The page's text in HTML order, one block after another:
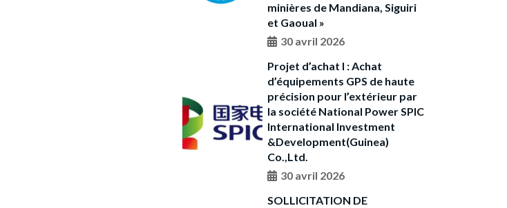
minières de Mandiana, Siguiri
et Gaoual »
30 avril 2026
Projet d’achat I : Achat
d’équipements GPS de haute
précision pour l’extérieur par
la société National Power SPIC
International Investment
&Development(Guinea)
Co.,Ltd.
30 avril 2026
SOLLICITATION DE